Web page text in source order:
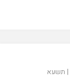
| תשעא